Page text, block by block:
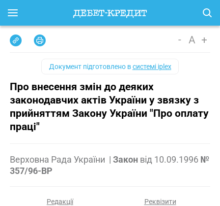
- A +
Документ підготовлено всистемі iplex
Про внесення змін до деяких
законодавчих актів України у звязку з
прийняттям Закону України "Про оплату
праці"
Верховна Рада України | Закон від 10.09.1996 №
357/96-ВР
Редакції Реквізити